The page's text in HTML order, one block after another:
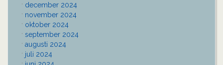
december 2024
november 2024
oktober 2024
september 2024
augusti 2024
juli 2024